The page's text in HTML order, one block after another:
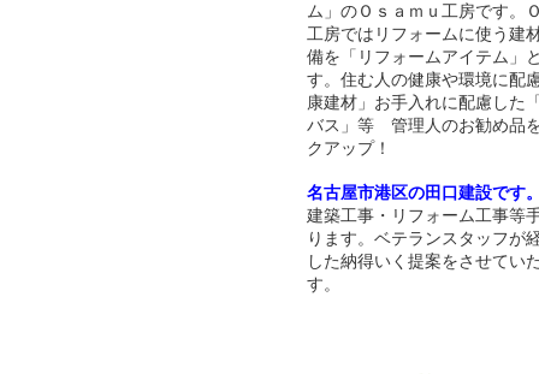
ム」のＯｓａｍｕ工房です。
工房ではリフォームに使う建
備を「リフォームアイテム」
す。住む人の健康や環境に配
康建材」お手入れに配慮した
バス」等 管理人のお勧め品
クアップ！
名古屋市港区の田口建設です
建築工事・リフォーム工事等
ります。ベテランスタッフが
した納得いく提案をさせてい
す。